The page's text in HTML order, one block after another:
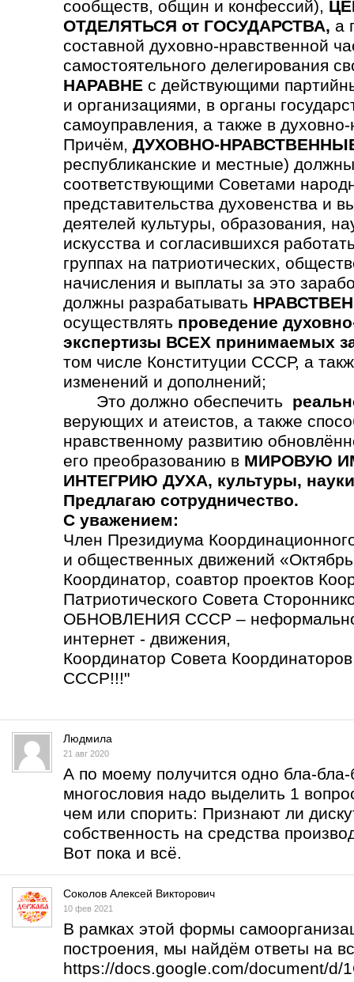
сообществ, общин и конфессий),
ОТДЕЛЯТЬСЯ от ГОСУДАРСТВА, а
составной духовно-нравственной
самостоятельного делегирования
НАРАВНЕ с действующими
и организациями, в органы
самоуправления, а также в
Причём, ДУХОВНО-
республиканские и местные)
соответствующими Советами
предста­вительства духовен­ства и
деятелей культуры, образования,
искусства и согла­сившихся
группах на патриотических,
начисления и выплаты за это
должны разрабатывать
осуществлять проведение
экспертизы ВСЕХ принимаемых
том числе Конституции СССР, а
изменений и дополнений;
Это должно обеспечить
верующих и атеистов, а также
нравственному развитию
его преобразованию в МИРОВУЮ
ИНТЕГРИЮ ДУХА, культуры,
Предлагаю сотрудничество.
С уважением:
Член Президиума
и общественных движений
Координатор, соавтор проектов
Патриотического Совета
ОБНОВЛЕНИЯ СССР –
интернет - движения,
Координатор Совета
СССР!!!"
Людмила
21 авг 2020
А по моему получится одно бла-бла-
многословия надо выделить 1
чем или спорить: Признают ли
собственность на средства
Вот пока и всё.
Соколов Алексей Викторович
10 фев 2021
В рамках этой формы
построения, мы найдём ответы на
https://docs.google.com/document/d/